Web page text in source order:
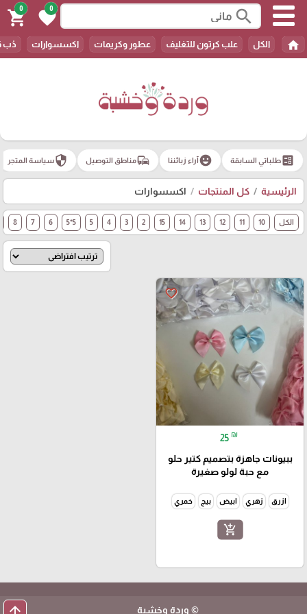
search
0
favorite
0
shopping_cart
home الكل علب كرتون للتغليف عطور وكريمات اكسسوارات دُب
ballotطلباتي السابقة emoji_emotionsآراء زبائننا commuteمناطق التوصيل securityسياسة المتجر
الرئيسية كل المنتجات اكسسوارات
الكل 10
11
12
13
14
15
2
3
4
5
5*5
6
7
8
favorite_border
25 ₪
ببيونات جاهزة بتصميم كتير حلو
مع حبة لولو صغيرة
ازرق زهري ابيض بيج خمري
add_shopping_cart
© وردة وخشبة